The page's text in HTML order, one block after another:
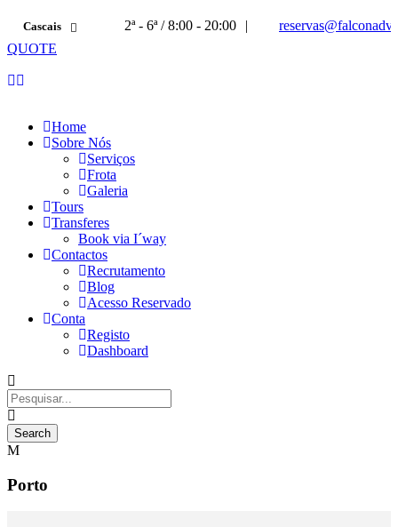
Cascais 2ª - 6ª / 8:00 - 20:00 |
QUOTE
Home
Sobre Nós
Serviços
Frota
Galeria
Tours
Transferes
Book via I´way
Contactos
Recrutamento
Blog
Acesso Reservado
Conta
Registo
Dashboard
Porto